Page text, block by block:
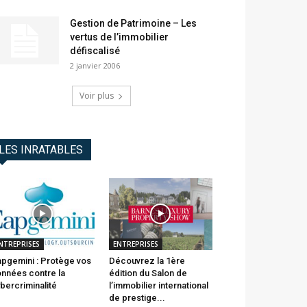
Gestion de Patrimoine – Les
vertus de l’immobilier
défiscalisé
2 janvier 2006
Voir plus
LES INRATABLES
: Protège vos
contre la
ENTREPRISES
Découvrez la 1ère
édition du Salon de
l’immobilier international
de prestige...